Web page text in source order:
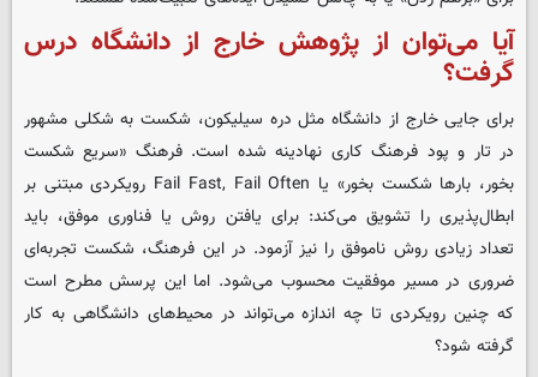
آیا می‌توان از پژوهش خارج از دانشگاه درس
گرفت؟
برای جایی خارج از دانشگاه مثل دره سیلیکون، شکست به شکلی مشهور
در تار و پود فرهنگ کاری نهادینه شده است. فرهنگ «سریع شکست
بخور، بارها شکست بخور» یا Fail Fast, Fail Often رویکردی مبتنی بر
ابطال‌پذیری را تشویق می‌کند: برای یافتن روش یا فناوری موفق، باید
تعداد زیادی روش ناموفق را نیز آزمود. در این فرهنگ، شکست تجربه‌ای
ضروری در مسیر موفقیت محسوب می‌شود. اما این پرسش مطرح است
که چنین رویکردی تا چه اندازه می‌تواند در محیط‌های دانشگاهی به کار
گرفته شود؟